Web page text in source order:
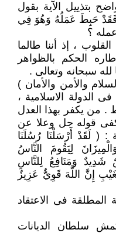
بتذييل الآية بقول
فَقَدْ حَبِطَ عَمَلُهُ وَهُوَ فِي
؟
القلوب ، إذ أننا طالما
الحكم بالظواهر
لله سبحانه وتعالى .
السلام والأمن والأمان )
الدولة الاسلامية ،
من يكفر بهذا العدل
قوله جل وعلا عن
: ( لَقَدْ أَرْسَلْنَا رُسُلَنَا
لِيَقُومَ النَّاسُ
شَدِيدٌ وَمَنَافِعُ لِلنَّاسِ
إِنَّ اللَّهَ قَوِيٌّ عَزِيزٌ
المطلقة فى الاعتقاد
سلطان الديانات